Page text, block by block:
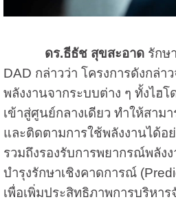
ดร.ธีธัช สุขสะอาดรักษ
DAD กล่าวว่า โครงการดังกล่า
พลังงานจากระบบต่าง ๆ ทั้งไฮโ
เข้าสู่ศูนย์กลางเดียว ทำให้สาม
และติดตามการใช้พลังงานได้อ
รวมถึงรองรับการพยากรณ์พลัง
บำรุงรักษาเชิงคาดการณ์
เพื่อเพิ่มประสิทธิภาพการบริหา